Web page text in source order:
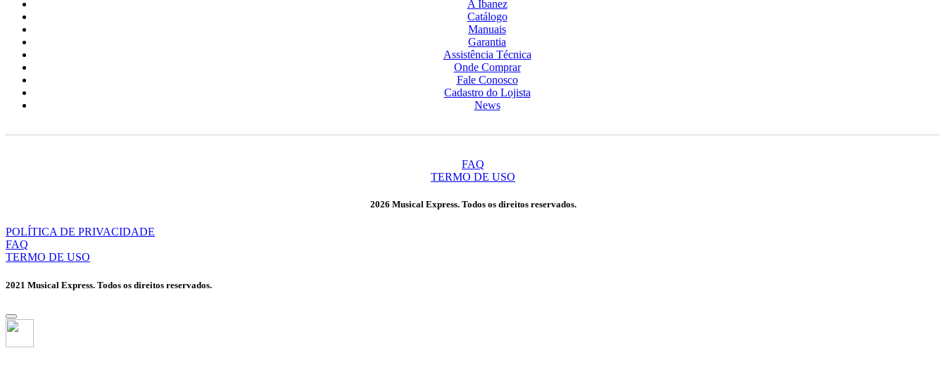
A Ibanez
Catálogo
Manuais
Garantia
Assistência Técnica
Onde Comprar
Fale Conosco
Cadastro do Lojista
News
FAQ
TERMO DE USO
2026 Musical Express. Todos os direitos reservados.
POLÍTICA DE PRIVACIDADE
FAQ
TERMO DE USO
2021 Musical Express. Todos os direitos reservados.